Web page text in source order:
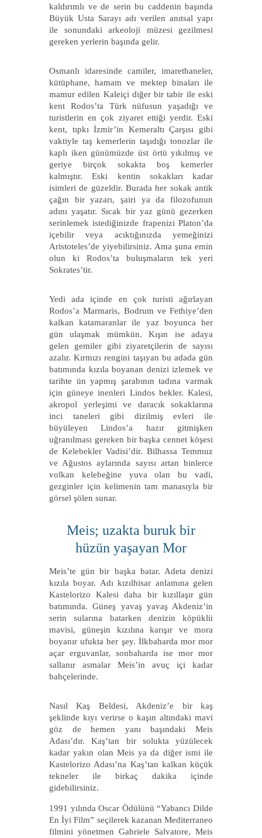
kaldırımlı ve de serin bu caddenin başında
Büyük Usta Sarayı adı verilen anıtsal yapı
ile sonundaki arkeoloji müzesi gezilmesi
gereken yerlerin başında gelir.
Osmanlı idaresinde camiler, imarethaneler,
kütüphane, hamam ve mektep binaları ile
mamur edilen Kaleiçi diğer bir tabir ile eski
kent Rodos’ta Türk nüfusun yaşadığı ve
turistlerin en çok ziyaret ettiği yerdir. Eski
kent, tıpkı İzmir’in Kemeraltı Çarşısı gibi
vaktiyle taş kemerlerin taşıdığı tonozlar ile
kaplı iken günümüzde üst örtü yıkılmış ve
geriye birçok sokakta boş kemerler
kalmıştır. Eski kentin sokakları kadar
isimleri de güzeldir. Burada her sokak antik
çağın bir yazarı, şairi ya da filozofunun
adını yaşatır. Sıcak bir yaz günü gezerken
serinlemek istediğinizde frapenizi Platon’da
içebilir veya acıktığınızda yemeğinizi
Aristoteles’de yiyebilirsiniz. Ama şuna emin
olun ki Rodos’ta buluşmaların tek yeri
Sokrates’tir.
Yedi ada içinde en çok turisti ağırlayan
Rodos’a Marmaris, Bodrum ve Fethiye’den
kalkan katamaranlar ile yaz boyunca her
gün ulaşmak mümkün. Kışın ise adaya
gelen gemiler gibi ziyaretçilerin de sayısı
azalır. Kırmızı rengini taşıyan bu adada gün
batımında kızıla boyanan denizi izlemek ve
tarihte ün yapmış şarabının tadına varmak
için güneye inenleri Lindos bekler. Kalesi,
akropol yerleşimi ve daracık sokaklarına
inci taneleri gibi dizilmiş evleri ile
büyüleyen Lindos’a hazır gitmişken
uğranılması gereken bir başka cennet köşesi
de Kelebekler Vadisi’dir. Bilhassa Temmuz
ve Ağustos aylarında sayısı artan binlerce
volkan kelebeğine yuva olan bu vadi,
gezginler için kelimenin tam manasıyla bir
görsel şölen sunar.
Meis; uzakta buruk bir
hüzün yaşayan Mor
Meis’te gün bir başka batar. Adeta denizi
kızıla boyar. Adı kızılhisar anlamına gelen
Kastelorizo Kalesi daha bir kızıllaşır gün
batımında. Güneş yavaş yavaş Akdeniz’in
serin sularına batarken denizin köpüklü
mavisi, güneşin kızılına karışır ve mora
boyanır ufukta her şey. İlkbaharda mor mor
açar erguvanlar, sonbaharda ise mor mor
sallanır asmalar Meis’in avuç içi kadar
bahçelerinde.
Nasıl Kaş Beldesi, Akdeniz’e bir kaş
şeklinde kıyı verirse o kaşın altındaki mavi
göz de hemen yanı başındaki Meis
Adası’dır. Kaş’tan bir solukta yüzülecek
kadar yakın olan Meis ya da diğer ismi ile
Kastelorizo Adası’na Kaş’tan kalkan küçük
tekneler ile birkaç dakika içinde
gidebilirsiniz.
1991 yılında Oscar Ödülünü “Yabancı Dilde
En İyi Film” seçilerek kazanan Mediterraneo
filmini yönetmen Gabriele Salvatore, Meis